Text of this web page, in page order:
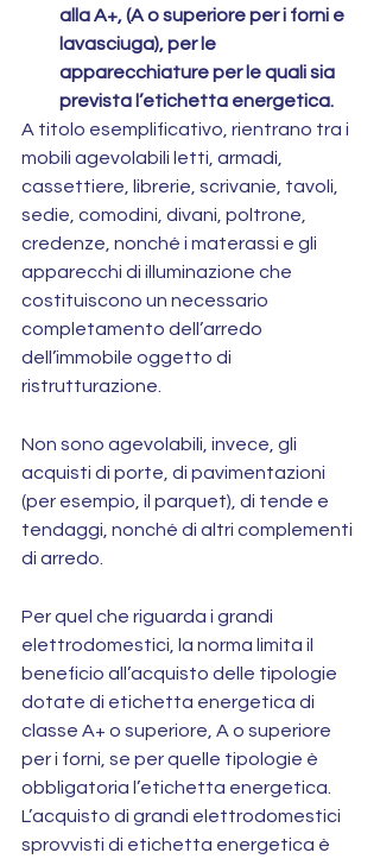
alla A+, (A o superiore per i forni e
lavasciuga), per le
apparecchiature per le quali sia
prevista l’etichetta energetica.
A titolo esemplificativo, rientrano tra i
mobili agevolabili letti, armadi,
cassettiere, librerie, scrivanie, tavoli,
sedie, comodini, divani, poltrone,
credenze, nonché i materassi e gli
apparecchi di illuminazione che
costituiscono un necessario
completamento dell’arredo
dell’immobile oggetto di
ristrutturazione.
Non sono agevolabili, invece, gli
acquisti di porte, di pavimentazioni
(per esempio, il parquet), di tende e
tendaggi, nonché di altri complementi
di arredo.
Per quel che riguarda i grandi
elettrodomestici, la norma limita il
beneficio all’acquisto delle tipologie
dotate di etichetta energetica di
classe A+ o superiore, A o superiore
per i forni, se per quelle tipologie è
obbligatoria l’etichetta energetica.
L’acquisto di grandi elettrodomestici
sprovvisti di etichetta energetica è